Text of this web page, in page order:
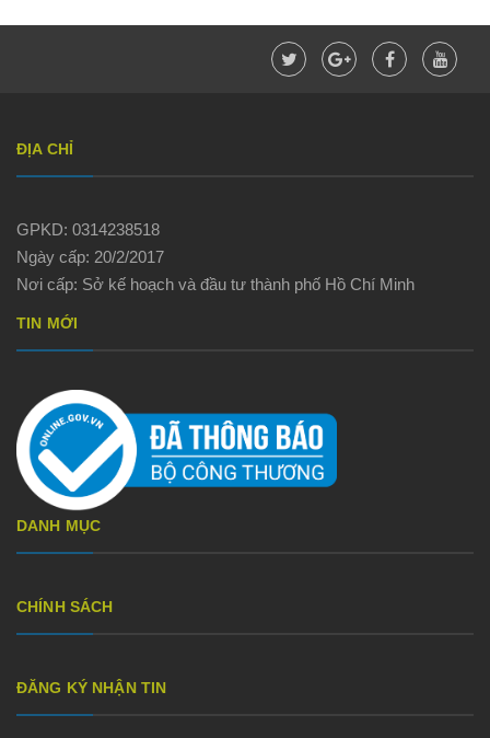
ĐỊA CHỈ
GPKD: 0314238518
Ngày cấp: 20/2/2017
Nơi cấp: Sở kế hoạch và đầu tư thành phố Hồ Chí Minh
TIN MỚI
DANH MỤC
CHÍNH SÁCH
ĐĂNG KÝ NHẬN TIN